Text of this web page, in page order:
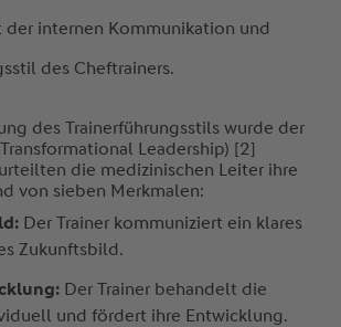
internen Kommunikation und
des Cheftrainers.
des Trainerführungsstils wurde der
Leadership) [2]
die medizinischen Leiter ihre
von sieben Merkmalen:
Der Trainer kommuniziert ein klares
Zukunftsbild.
Der Trainer behandelt die
und fördert ihre Entwicklung.